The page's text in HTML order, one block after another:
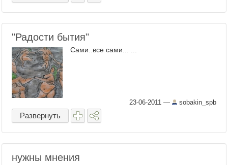
"Радости бытия"
Сами..все сами... ...
23-06-2011 — sobakin_spb
Развернуть
нужны мнения